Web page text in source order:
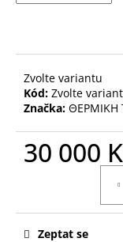
Zvolte variantu
Kód: Zvolte
Značka: ΘΕΡΜΙΚΗ
30 000
Zeptat se